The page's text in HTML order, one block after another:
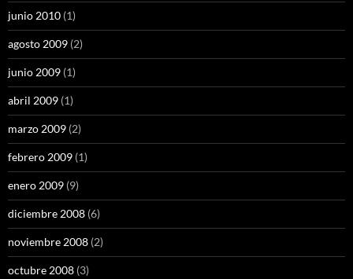
junio 2010 (1)
agosto 2009 (2)
junio 2009 (1)
abril 2009 (1)
marzo 2009 (2)
febrero 2009 (1)
enero 2009 (9)
diciembre 2008 (6)
noviembre 2008 (2)
octubre 2008 (3)